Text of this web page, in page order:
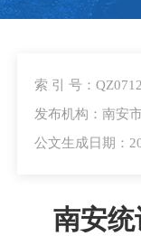
索 引 号：
发布机构：南安
公文生成日期：
南安统